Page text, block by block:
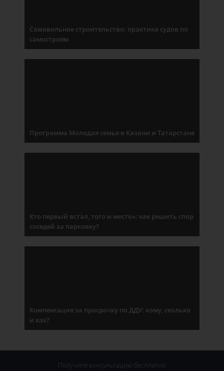
Самовольное строительство: практика судов по
самостроям
Программа Молодая семья в Казани и Татарстане
Кто первый встал, того и место»: как решить спор
соседей за парковку?
Компенсация за просрочку по ДДУ: кому, сколько
и как?
Получите консультацию бесплатно